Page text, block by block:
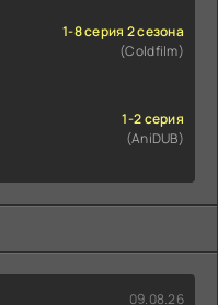
1-8 серия 2 сезона
(Coldfilm)
1-2 серия
(AniDUB)
09.08.26